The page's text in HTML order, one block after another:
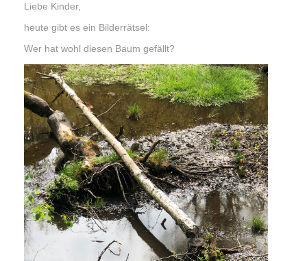
Liebe Kinder,
heute gibt es ein Bilderrätsel:
Wer hat wohl diesen Baum gefällt?